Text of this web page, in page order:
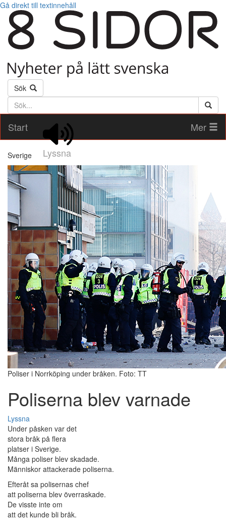
Gå direkt till textinnehåll
Sök
Söktext
Start
Lyssna
Mer
Sverige
Poliser i Norrköping under bråken. Foto: TT
Poliserna blev varnade
Lyssna
Under påsken var det
stora bråk på flera
platser i Sverige.
Många poliser blev skadade.
Människor attackerade poliserna.
Efteråt sa polisernas chef
att poliserna blev överraskade.
De visste inte om
att det kunde bli bråk.